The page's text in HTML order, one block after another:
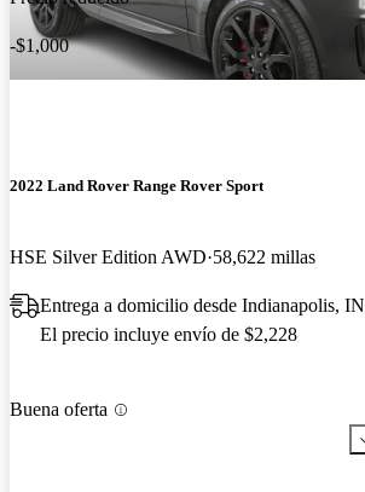
-$1,000
2022 Land Rover Range Rover Sport
HSE Silver Edition AWD 58,622 millas
Entrega a domicilio desde Indianapolis, IN
El precio incluye envío de $2,228
Buena oferta